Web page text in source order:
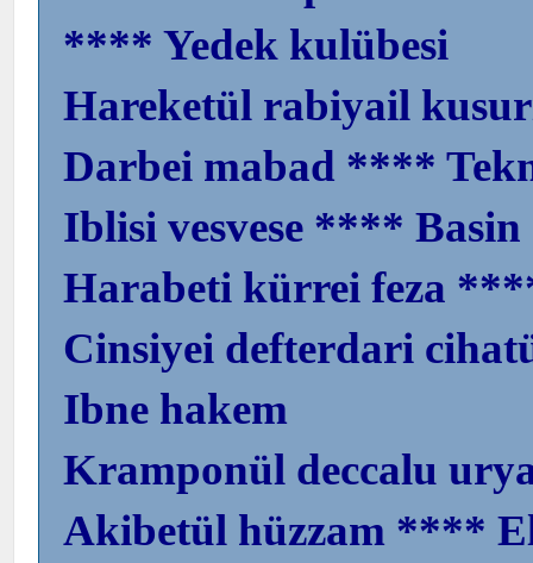
**** Yedek kulübesi
Hareketül rabiyail
Darbei mabad ****
Iblisi vesvese **** Basin
Harabeti kürrei feza
Cinsiyei defterdari
Ibne hakem
Kramponül deccalu
Akibetül hüzzam ****